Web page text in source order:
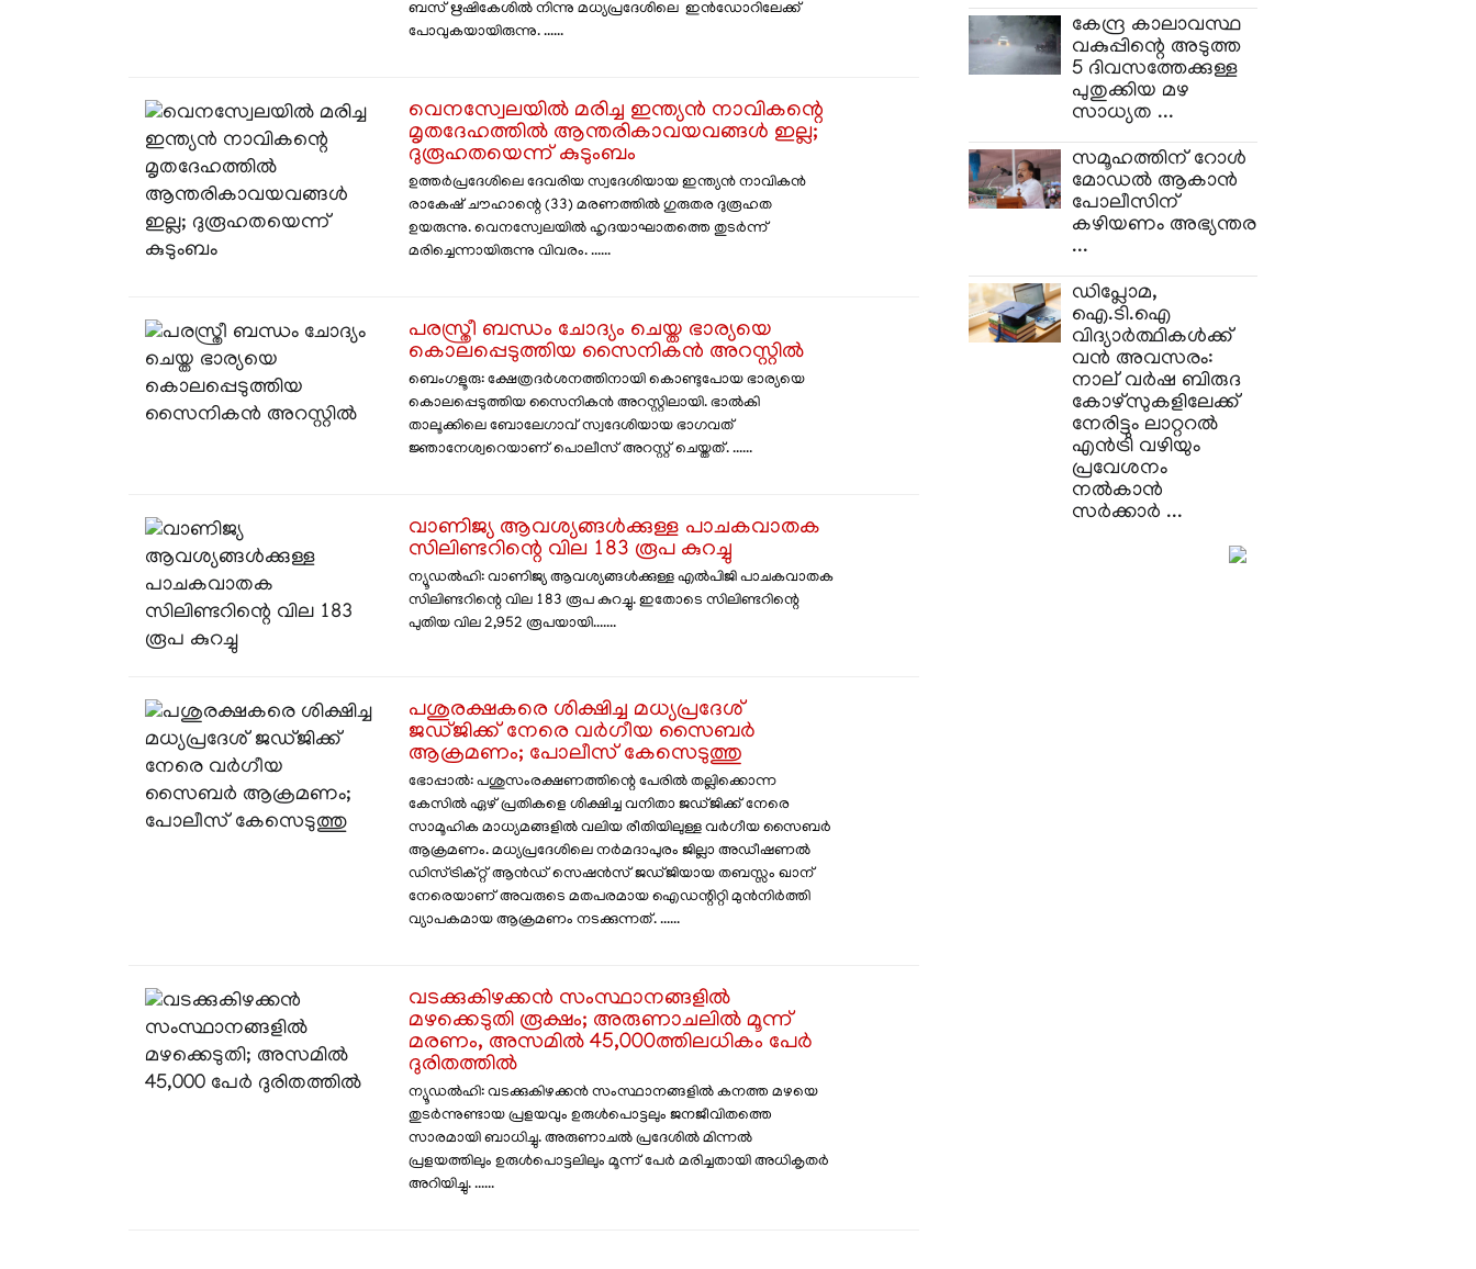
ബസ് ഋഷികേശിൽ നിന്നു മധ്യപ്രദേശിലെ ഇൻഡോറിലേക്ക്
പോവുകയായിരുന്നു. ......
വെനസ്വേലയിൽ മരിച്ച ഇന്ത്യൻ നാവികന്റെ
മൃതദേഹത്തിൽ ആന്തരികാവയവങ്ങൾ ഇല്ല;
ദുരൂഹതയെന്ന് കുടുംബം
ഉത്തർപ്രദേശിലെ ദേവരിയ സ്വദേശിയായ ഇന്ത്യൻ നാവികൻ
രാകേഷ് ചൗഹാന്റെ (33) മരണത്തിൽ ഗുരുതര ദുരൂഹത
ഉയരുന്നു. വെനസ്വേലയിൽ ഹൃദയാഘാതത്തെ തുടർന്ന്
മരിച്ചെന്നായിരുന്നു വിവരം. ......
പരസ്ത്രീ ബന്ധം ചോദ്യം ചെയ്ത ഭാര്യയെ
കൊലപ്പെടുത്തിയ സൈനികൻ അറസ്റ്റിൽ
ബെംഗളൂരു: ക്ഷേത്രദർശനത്തിനായി കൊണ്ടുപോയ ഭാര്യയെ
കൊലപ്പെടുത്തിയ സൈനികൻ അറസ്റ്റിലായി. ഭാൽകി
താലൂക്കിലെ ബോലേഗാവ് സ്വദേശിയായ ഭാഗവത്
ജ്ഞാനേശ്വറെയാണ് പൊലീസ് അറസ്റ്റ് ചെയ്തത്. ......
വാണിജ്യ ആവശ്യങ്ങൾക്കുള്ള പാചകവാതക
സിലിണ്ടറിന്റെ വില 183 രൂപ കുറച്ചു
ന്യൂഡൽഹി: വാണിജ്യ ആവശ്യങ്ങൾക്കുള്ള എൽപിജി പാചകവാതക
സിലിണ്ടറിന്റെ വില 183 രൂപ കുറച്ചു. ഇതോടെ സിലിണ്ടറിന്റെ
പുതിയ വില 2,952 രൂപയായി.......
പശുരക്ഷകരെ ശിക്ഷിച്ച മധ്യപ്രദേശ്
ജഡ്ജിക്ക് നേരെ വർഗീയ സൈബർ
ആക്രമണം; പോലീസ് കേസെടുത്തു
​ഭോപ്പാൽ: പശുസംരക്ഷണത്തിന്റെ പേരിൽ തല്ലിക്കൊന്ന
കേസിൽ ഏഴ് പ്രതികളെ ശിക്ഷിച്ച വനിതാ ജഡ്ജിക്ക് നേരെ
സാമൂഹിക മാധ്യമങ്ങളിൽ വലിയ രീതിയിലുള്ള വർഗീയ സൈബർ
ആക്രമണം. മധ്യപ്രദേശിലെ നർമദാപുരം ജില്ലാ അഡീഷണൽ
ഡിസ്ട്രിക്റ്റ് ആൻഡ് സെഷൻസ് ജഡ്ജിയായ തബസ്സം ഖാന്
നേരെയാണ് അവരുടെ മതപരമായ ഐഡന്റിറ്റി മുൻനിർത്തി
വ്യാപകമായ ആക്രമണം നടക്കുന്നത്. ......
വടക്കുകിഴക്കൻ സംസ്ഥാനങ്ങളിൽ
മഴക്കെടുതി രൂക്ഷം; അരുണാചലിൽ മൂന്ന്
മരണം, അസമിൽ 45,000ത്തിലധികം പേർ
ദുരിതത്തിൽ
ന്യൂഡൽഹി: വടക്കുകിഴക്കൻ സംസ്ഥാനങ്ങളിൽ കനത്ത മഴയെ
തുടർന്നുണ്ടായ പ്രളയവും ഉരുൾപൊട്ടലും ജനജീവിതത്തെ
സാരമായി ബാധിച്ചു. അരുണാചൽ പ്രദേശിൽ മിന്നൽ
പ്രളയത്തിലും ഉരുൾപൊട്ടലിലും മൂന്ന് പേർ മരിച്ചതായി അധികൃതർ
അറിയിച്ചു. ......
കേന്ദ്ര കാലാവസ്ഥ
വകുപ്പിന്റെ അടുത്ത
5 ദിവസത്തേക്കുള്ള
പുതുക്കിയ മഴ
സാധ്യത ...
സമൂഹത്തിന് റോള്‍
മോഡല്‍ ആകാന്‍
പോലീസിന്
കഴിയണം അഭ്യന്തര
...
​ഡിപ്ലോമ,
ഐ.ടി.ഐ
വിദ്യാർത്ഥികൾക്ക്
വൻ അവസരം:
നാല് വർഷ ബിരുദ
കോഴ്‌സുകളിലേക്ക്
നേരിട്ടും ലാറ്ററൽ
എൻട്രി വഴിയും
പ്രവേശനം
നൽകാൻ
സർക്കാർ ...